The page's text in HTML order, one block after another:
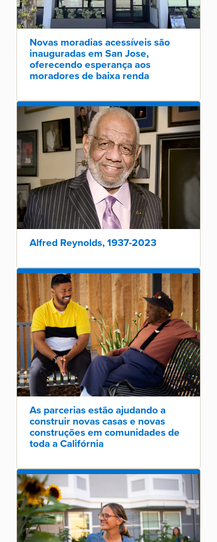
Novas moradias acessíveis são
inauguradas em San Jose,
oferecendo esperança aos
moradores de baixa renda
Alfred Reynolds, 1937-2023
As parcerias estão ajudando a
construir novas casas e novas
construções em comunidades de
toda a Califórnia